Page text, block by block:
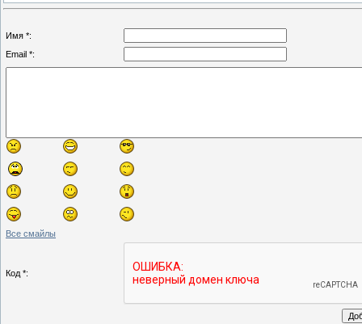
Имя *:
Email *:
Все смайлы
Код *: